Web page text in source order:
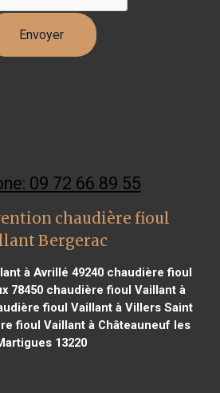
09 72 66 89 55
chaudière fioul
Bergerac
à Avrillé 49240chaudière fioul
78450chaudière fioul Vaillant à
fioul Vaillant à Villers Saint
fioul Vaillant à Châteauneuf les
13220